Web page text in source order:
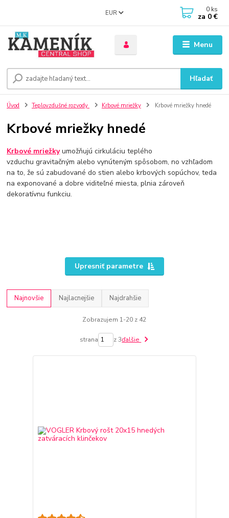
Menu
EUR
Hľadať
0 ks
za 0 €
Úvod Teplovzdušné rozvody Krbové mriežky Krbové mriežky hnedé
Krbové mriežky hnedé
Krbové mriežkyumožňujú cirkuláciu teplého
vzduchu gravitačným alebo vynúteným spôsobom, no vzhľadom
na to, že sú zabudované do stien alebo krbových sopúchov, teda
na exponované a dobre viditeľné miesta, plnia zároveň
dekoratívnu funkciu.
Upresniť parametre
Najnovšie Najlacnejšie Najdrahšie
Zobrazujem 1-20 z 42
strana z 3ďalšie